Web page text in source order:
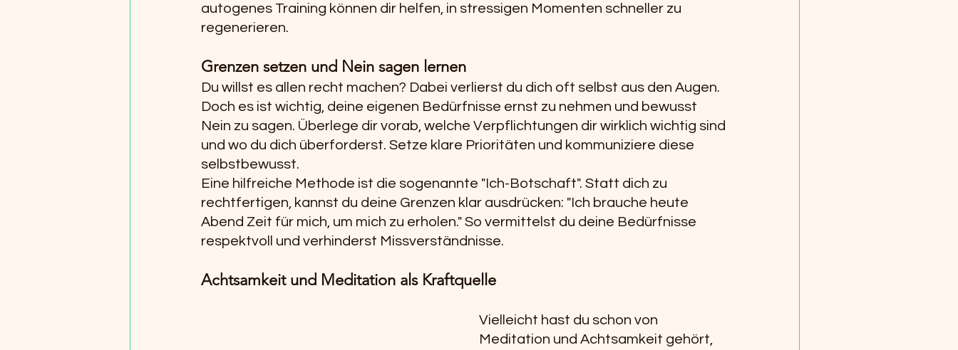
autogenes Training können dir helfen, in stressigen Momenten schneller zu
regenerieren.
Grenzen setzen und Nein sagen lernen
Du willst es allen recht machen? Dabei verlierst du dich oft selbst aus den Augen.
Doch es ist wichtig, deine eigenen Bedürfnisse ernst zu nehmen und bewusst
Nein zu sagen. Überlege dir vorab, welche Verpflichtungen dir wirklich wichtig sind
und wo du dich überforderst. Setze klare Prioritäten und kommuniziere diese
selbstbewusst.
Eine hilfreiche Methode ist die sogenannte "Ich-Botschaft". Statt dich zu
rechtfertigen, kannst du deine Grenzen klar ausdrücken: "Ich brauche heute
Abend Zeit für mich, um mich zu erholen." So vermittelst du deine Bedürfnisse
respektvoll und verhinderst Missverständnisse.
Achtsamkeit und Meditation als Kraftquelle
Vielleicht hast du schon von
Meditation und Achtsamkeit gehört,